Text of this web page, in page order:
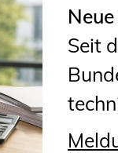
Seit